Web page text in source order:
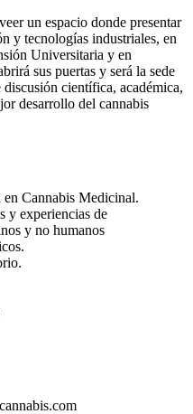
un espacio donde presentar
y tecnologías industriales, en
Universitaria y en
sus puertas y será la sede
científica, académica,
desarrollo del cannabis
en Cannabis Medicinal.
y experiencias de
y no humanos